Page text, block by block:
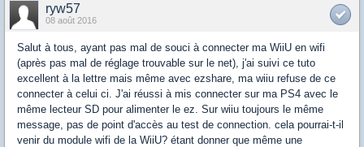
ryw57
08 août 2016
Salut à tous, ayant pas mal de souci à connecter ma WiiU en wifi
(après pas mal de réglage trouvable sur le net), j'ai suivi ce tuto
excellent à la lettre mais même avec ezshare, ma wiiu refuse de ce
connecter à celui ci. J'ai réussi à mis connecter sur ma PS4 avec le
même lecteur SD pour alimenter le ez. Sur wiiu toujours le même
message, pas de point d'accès au test de connection. cela pourrai-t-il
venir du module wifi de la WiiU? étant donner que même une